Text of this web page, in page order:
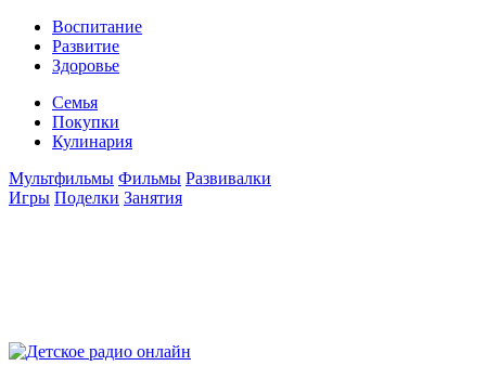
Воспитание
Развитие
Здоровье
Семья
Покупки
Кулинария
Мультфильмы Фильмы Развивалки
Игры Поделки Занятия